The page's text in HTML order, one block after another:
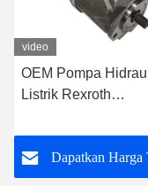
video
OEM Pompa
Listrik Rexroth
PPA12G30
Dapatkan Harga